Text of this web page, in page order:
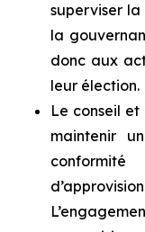
superviser
la
donc aux
leur élection.
Le conseil
maintenir